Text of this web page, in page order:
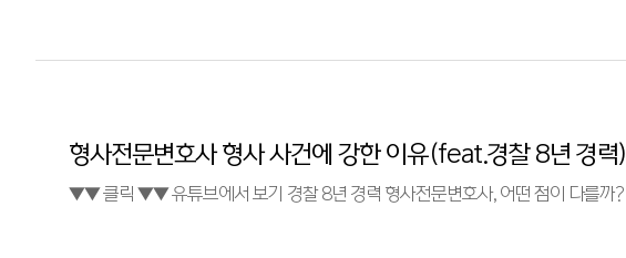
형사전문변호사 형사 사건에 강한 이유(feat.경찰 8년 경력)